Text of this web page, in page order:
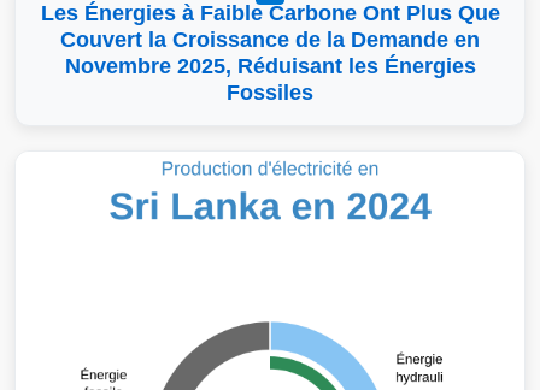
Les Énergies à Faible Carbone Ont Plus Que
Couvert la Croissance de la Demande en
Novembre 2025, Réduisant les Énergies
Fossiles